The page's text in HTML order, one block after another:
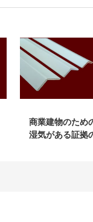
商業建物のため
湿気がある証拠